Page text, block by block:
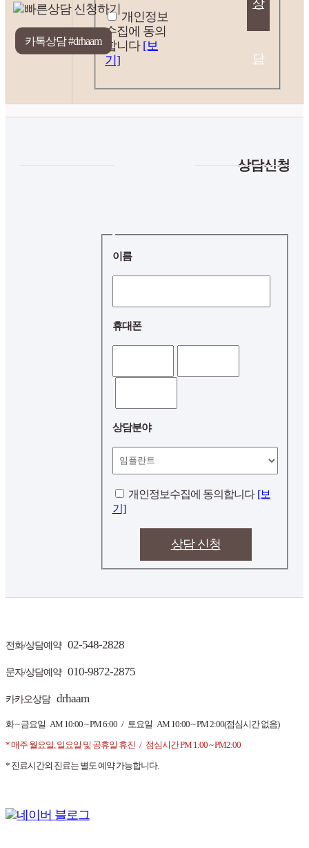
개인정보
수집에 동의
합니다 [보
기]
상
담
신
청
상담신청
이름
휴대폰
상담분야
개인정보수집에 동의합니다 [보
기]
상담 신청
전화/상담예약 02-548-2828
문자/상담예약010-9872-2875
카카오상담drhaam
화 ~ 금요일 AM 10:00 ~ PM 6:00 / 토요일 AM 10:00 ~ PM 2:00(점심시간 없음)
* 매주 월요일, 일요일 및 공휴일 휴진 / 점심시간 PM 1:00 ~ PM2:00
* 진료시간외 진료는 별도 예약 가능합니다.